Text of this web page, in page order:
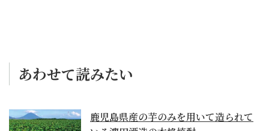
あわせて読みたい
鹿児島県産の芋のみを用いて造られて